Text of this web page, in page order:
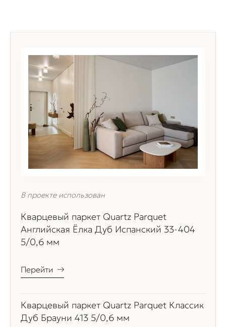
В проекте использован
Кварцевый паркет Quartz Parquet
Английская Ёлка Дуб Испанский 33-404
5/0,6 мм
Перейти →
Кварцевый паркет Quartz Parquet Классик
Дуб Брауни 413 5/0,6 мм